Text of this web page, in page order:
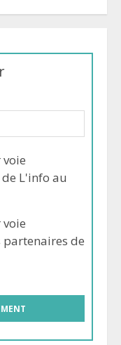
voie
L'info au
voie
de